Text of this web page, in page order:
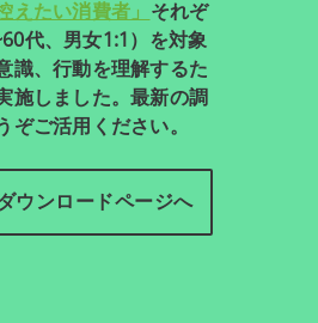
えたい消費者」 それぞ
代、男女1:1）を対象
識、行動を理解するた
施しました。最新の調
ぞご活用ください。
ウンロードページへ